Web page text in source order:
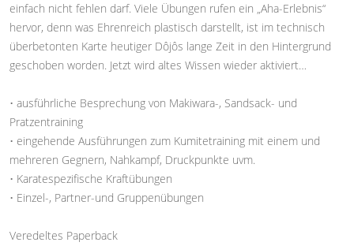
einfach nicht fehlen darf. Viele Übungen rufen ein „Aha-Erlebnis“
hervor, denn was Ehrenreich plastisch darstellt, ist im technisch
überbetonten Karte heutiger Dôjôs lange Zeit in den Hintergrund
geschoben worden. Jetzt wird altes Wissen wieder aktiviert…
• ausführliche Besprechung von Makiwara-, Sandsack- und
Pratzentraining
• eingehende Ausführungen zum Kumitetraining mit einem und
mehreren Gegnern, Nahkampf, Druckpunkte uvm.
• Karatespezifische Kraftübungen
• Einzel-, Partner-und Gruppenübungen
Veredeltes Paperback